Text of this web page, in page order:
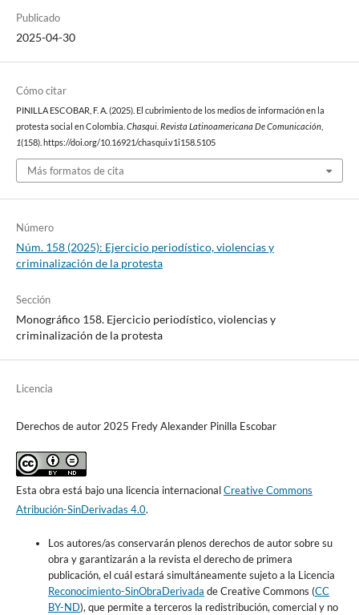
Publicado
2025-04-30
Cómo citar
PINILLA ESCOBAR, F. A. (2025). El cubrimiento de los medios de información en la
protesta social en Colombia. Chasqui. Revista Latinoamericana De Comunicación,
1(158). https://doi.org/10.16921/chasqui.v1i158.5105
Más formatos de cita
Número
Núm. 158 (2025): Ejercicio periodístico, violencias y
criminalización de la protesta
Sección
Monográfico 158. Ejercicio periodístico, violencias y
criminalización de la protesta
Licencia
Derechos de autor 2025 Fredy Alexander Pinilla Escobar
Esta obra está bajo una licencia internacionalCreative Commons
Atribución-SinDerivadas 4.0.
Los autores/as conservarán plenos derechos de autor sobre su
obra y garantizarán a la revista el derecho de primera
publicación, el cuál estará simultáneamente sujeto a la Licencia
Reconocimiento-SinObraDerivada de Creative Commons (CC
BY-ND), que permite a terceros la redistribución, comercial y no